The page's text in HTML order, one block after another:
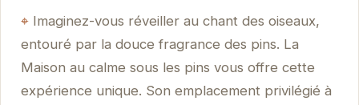
Imaginez-vous réveiller au chant des oiseaux,
entouré par la douce fragrance des pins. La
Maison au calme sous les pins vous offre cette
expérience unique. Son emplacement privilégié à